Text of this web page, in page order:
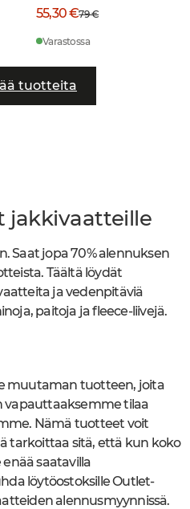
55,30 €79 €
Varastossa
tuotteita
jakkivaatteille
Saat jopa 70% alennuksen
Täältä löydät
ja vedenpitäviä
paitoja ja fleece-liivejä.
muutaman tuotteen, joita
vapauttaaksemme tilaa
Nämä tuotteet voit
tarkoittaa sitä, että kun koko
saatavilla
löytöostoksille Outlet-
alennusmyynnissä.